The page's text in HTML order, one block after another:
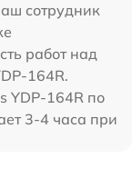
сотрудник
работ над
164R.
YDP-164R по
3-4 часа при